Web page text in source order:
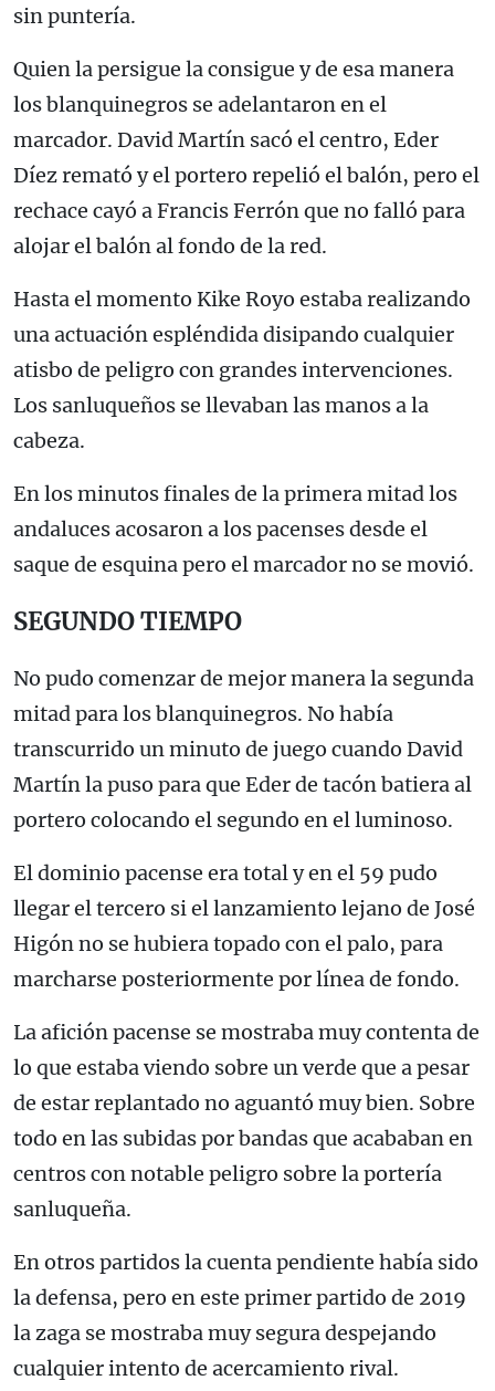
sin puntería.
Quien la persigue la consigue y de esa manera
los blanquinegros se adelantaron en el
marcador. David Martín sacó el centro, Eder
Díez remató y el portero repelió el balón, pero el
rechace cayó a Francis Ferrón que no falló para
alojar el balón al fondo de la red.
Hasta el momento Kike Royo estaba realizando
una actuación espléndida disipando cualquier
atisbo de peligro con grandes intervenciones.
Los sanluqueños se llevaban las manos a la
cabeza.
En los minutos finales de la primera mitad los
andaluces acosaron a los pacenses desde el
saque de esquina pero el marcador no se movió.
SEGUNDO TIEMPO
No pudo comenzar de mejor manera la segunda
mitad para los blanquinegros. No había
transcurrido un minuto de juego cuando David
Martín la puso para que Eder de tacón batiera al
portero colocando el segundo en el luminoso.
El dominio pacense era total y en el 59 pudo
llegar el tercero si el lanzamiento lejano de José
Higón no se hubiera topado con el palo, para
marcharse posteriormente por línea de fondo.
La afición pacense se mostraba muy contenta de
lo que estaba viendo sobre un verde que a pesar
de estar replantado no aguantó muy bien. Sobre
todo en las subidas por bandas que acababan en
centros con notable peligro sobre la portería
sanluqueña.
En otros partidos la cuenta pendiente había sido
la defensa, pero en este primer partido de 2019
la zaga se mostraba muy segura despejando
cualquier intento de acercamiento rival.